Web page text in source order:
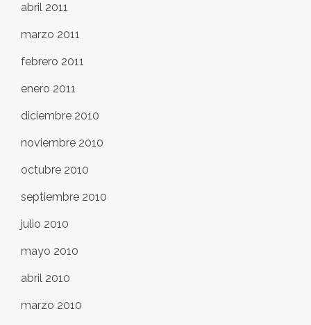
abril 2011
marzo 2011
febrero 2011
enero 2011
diciembre 2010
noviembre 2010
octubre 2010
septiembre 2010
julio 2010
mayo 2010
abril 2010
marzo 2010